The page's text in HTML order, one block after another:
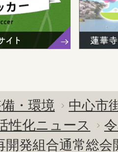
・環境
中心市
性化ニュース
開発組合通常総会